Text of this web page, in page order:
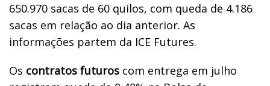
650.970 sacas de 60 quilos, com queda de 4.186
sacas em relação ao dia anterior. As
informações partem da ICE Futures.
Os contratos futuros com entrega em julho